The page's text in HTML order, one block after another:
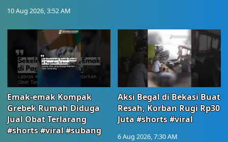
10 Aug 2026, 3:52 AM
Emak-emak Kompak
Grebek Rumah Diduga
Jual Obat Terlarang
#shorts #viral #subang
Aksi Begal di Bekasi Buat
Resah, Korban Rugi Rp30
Juta #shorts #viral
6 Aug 2026, 7:30 AM